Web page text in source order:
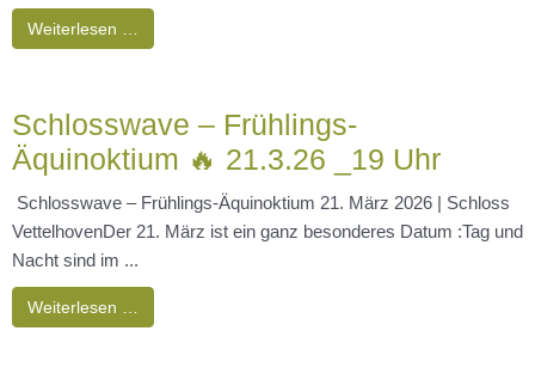
Weiterlesen …
Schlosswave – Frühlings-
Äquinoktium 🔥 21.3.26 _19 Uhr
Schlosswave – Frühlings-Äquinoktium 21. März 2026 | Schloss
VettelhovenDer 21. März ist ein ganz besonderes Datum :Tag und
Nacht sind im ...
Weiterlesen …